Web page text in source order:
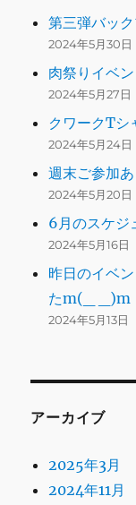
第三弾バッ
2024年5月30日
肉祭りイベ
2024年5月27日
クワークTシ
2024年5月24日
週末ご参加
2024年5月20日
6月のスケジ
2024年5月16日
昨日のイベ
たm(_ _)m
2024年5月13日
アーカイブ
2025年3月
2024年11月